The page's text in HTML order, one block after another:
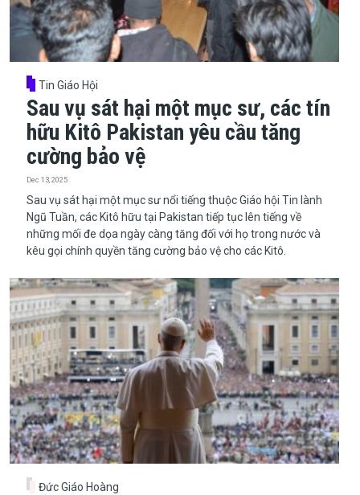
Tin Giáo Hội
Sau vụ sát hại một mục sư, các tín
hữu Kitô Pakistan yêu cầu tăng
cường bảo vệ
Dec 13, 2025
​​​​​​​Sau vụ sát hại một mục sư nổi tiếng thuộc Giáo hội Tin lành
Ngũ Tuần, các Kitô hữu tại Pakistan tiếp tục lên tiếng về
những mối đe dọa ngày càng tăng đối với họ trong nước và
kêu gọi chính quyền tăng cường bảo vệ cho các Kitô.
Đức Giáo Hoàng